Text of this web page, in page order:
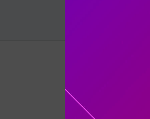
Solo
Si deseas